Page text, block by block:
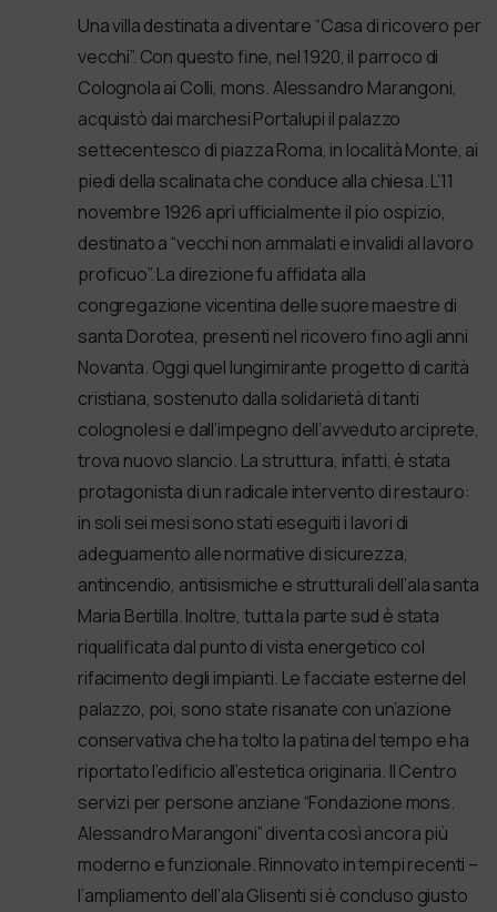
Una villa destinata a diventare “Casa di ricovero per
vecchi”. Con questo fine, nel 1920, il parroco di
Colognola ai Colli, mons. Alessandro Marangoni,
acquistò dai marchesi Portalupi il palazzo
settecentesco di piazza Roma, in località Monte, ai
piedi della scalinata che conduce alla chiesa. L’11
novembre 1926 aprì ufficialmente il pio ospizio,
destinato a “vecchi non ammalati e invalidi al lavoro
proficuo”. La direzione fu affidata alla
congregazione vicentina delle suore maestre di
santa Dorotea, presenti nel ricovero fino agli anni
Novanta. Oggi quel lungimirante progetto di carità
cristiana, sostenuto dalla solidarietà di tanti
colognolesi e dall’impegno dell’avveduto arciprete,
trova nuovo slancio. La struttura, infatti, è stata
protagonista di un radicale intervento di restauro:
in soli sei mesi sono stati eseguiti i lavori di
adeguamento alle normative di sicurezza,
antincendio, antisismiche e strutturali dell’ala santa
Maria Bertilla. Inoltre, tutta la parte sud è stata
riqualificata dal punto di vista energetico col
rifacimento degli impianti. Le facciate esterne del
palazzo, poi, sono state risanate con un’azione
conservativa che ha tolto la patina del tempo e ha
riportato l’edificio all’estetica originaria. Il Centro
servizi per persone anziane “Fondazione mons.
Alessandro Marangoni” diventa così ancora più
moderno e funzionale. Rinnovato in tempi recenti –
l’ampliamento dell’ala Glisenti si è concluso giusto